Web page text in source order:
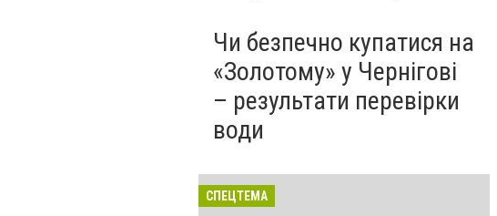
Чи безпечно купатися на
«Золотому» у Чернігові
– результати перевірки
води
СПЕЦТЕМА